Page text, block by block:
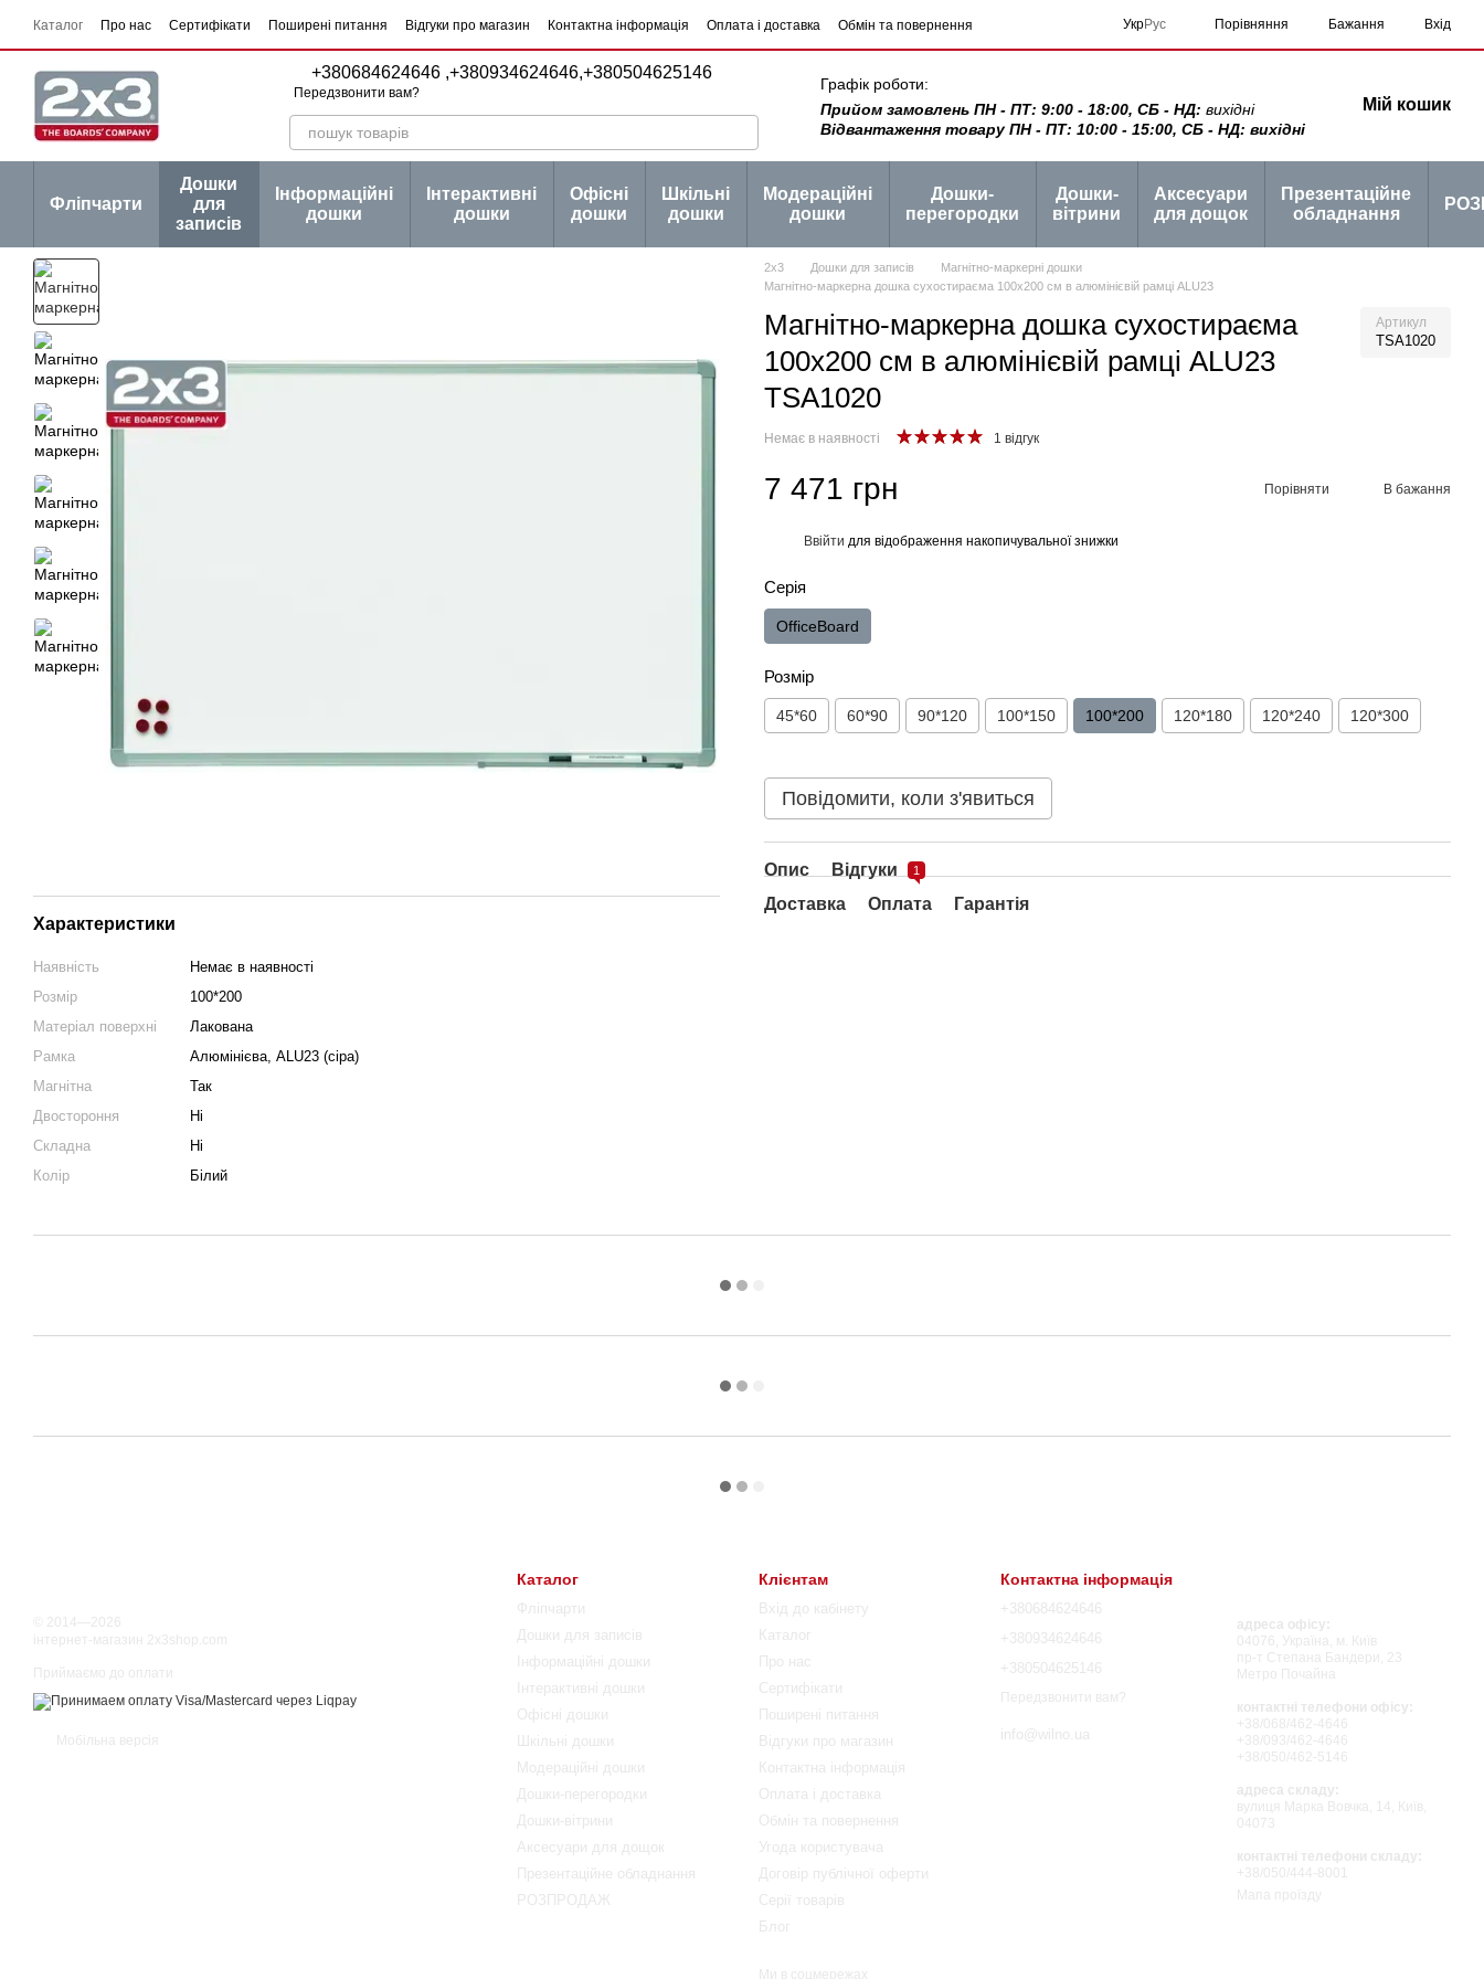
Перейти до основного контенту
Каталог Про нас Сертифікати Поширені питання Відгуки про магазин Контактна інформація Оплата і доставка
Обмін та повернення
Угода користувача
Договір публічної оферти Серії товарів Блог
УкрРус Порівняння Бажання Вхід
+380684624646 ,+380934624646,+380504625146
Передзвонити вам?
Графік роботи:
Прийом замовлень ПН - ПТ: 9:00 - 18:00, СБ - НД: вихідні
Відвантаження товару ПН - ПТ: 10:00 - 15:00, СБ - НД: вихідні
Мій кошик
Фліпчарти
Дошки
для
записів
Інформаційні
дошки
Інтерактивні
дошки
Офісні
дошки
Шкільні
дошки
Модераційні
дошки
Дошки-
перегородки
Дошки-
вітрини
Аксесуари
для дощок
Презентаційне
обладнання
Характеристики
Наявність
Немає в наявності
Розмір
100*200
Матеріал поверхні
Лакована
Рамка
Алюмінієва, ALU23 (сіра)
Магнітна
Так
Двостороння
Ні
Складна
Ні
Колір
Білий
2х3 Дошки для записів
Магнітно-маркерні дошки
Магнітно-маркерна дошка сухостираєма 100x200 см в алюмінієвій рамці ALU23
Магнітно-маркерна дошка сухостираєма
100x200 см в алюмінієвій рамці ALU23
TSA1020
Артикул
TSA1020
Немає в наявності 1 відгук
7 471 грн Порівняти В бажання
Ввійти для відображення накопичувальної знижки
Серія
OfficeBoard
Розмір
45*60 60*90 90*120 100*150 100*200 120*180 120*240 120*300
Повідомити, коли з'явиться
Опис Відгуки 1
Доставка Оплата Гарантія
© 2014—2026
інтернет-магазин 2x3shop.com
Приймаємо до оплати
Мобільна версія
Каталог
Фліпчарти
Дошки для записів
Інформаційні дошки
Інтерактивні дошки
Офісні дошки
Шкільні дошки
Модераційні дошки
Дошки-перегородки
Дошки-вітрини
Аксесуари для дощок
Презентаційне обладнання
РОЗПРОДАЖ
Клієнтам
Вхід до кабінету
Каталог
Про нас
Сертифікати
Поширені питання
Відгуки про магазин
Контактна інформація
Оплата і доставка
Обмін та повернення
Угода користувача
Договір публічної оферти
Серії товарів
Блог
Ми в соцмережах
Контактна інформація
+380684624646
+380934624646
+380504625146
Передзвонити вам?
info@wilno.ua
адреса офісу:
04076, Україна, м. Київ
пр-т Степана Бандери, 23
Метро Почайна
контактні телефони офісу:
+38/068/462-4646
+38/093/462-4646
+38/050/462-5146
адреса складу:
вулиця Марка Вовчка, 14, Київ,
04073
контактні телефони складу:
+38/050/444-8001
Мапа проїзду